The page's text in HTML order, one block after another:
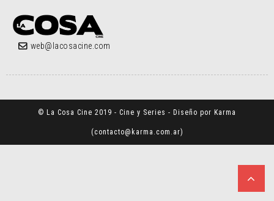
web@lacosacine.com
© La Cosa Cine 2019 - Cine y Series - Diseño por Karma
(contacto@karma.com.ar)